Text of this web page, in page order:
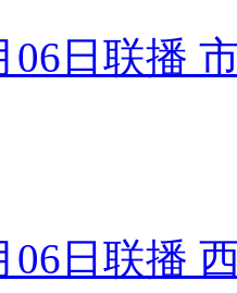
06日联播
06日联播